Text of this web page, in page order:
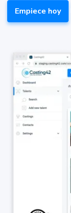
Empiece hoy